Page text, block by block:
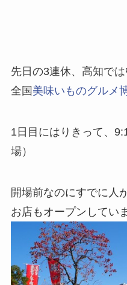
先日の3連休、高知で
全国 美味いものグルメ
1日目にはりきって、
場）
開場前なのにすでに人
お店もオープンしてい